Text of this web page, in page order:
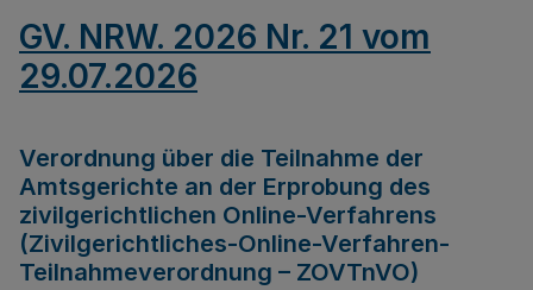
GV. NRW. 2026 Nr. 21 vom
29.07.2026
Verordnung über die Teilnahme der
Amtsgerichte an der Erprobung des
zivilgerichtlichen Online-Verfahrens
(Zivilgerichtliches-Online-Verfahren-
Teilnahmeverordnung – ZOVTnVO)